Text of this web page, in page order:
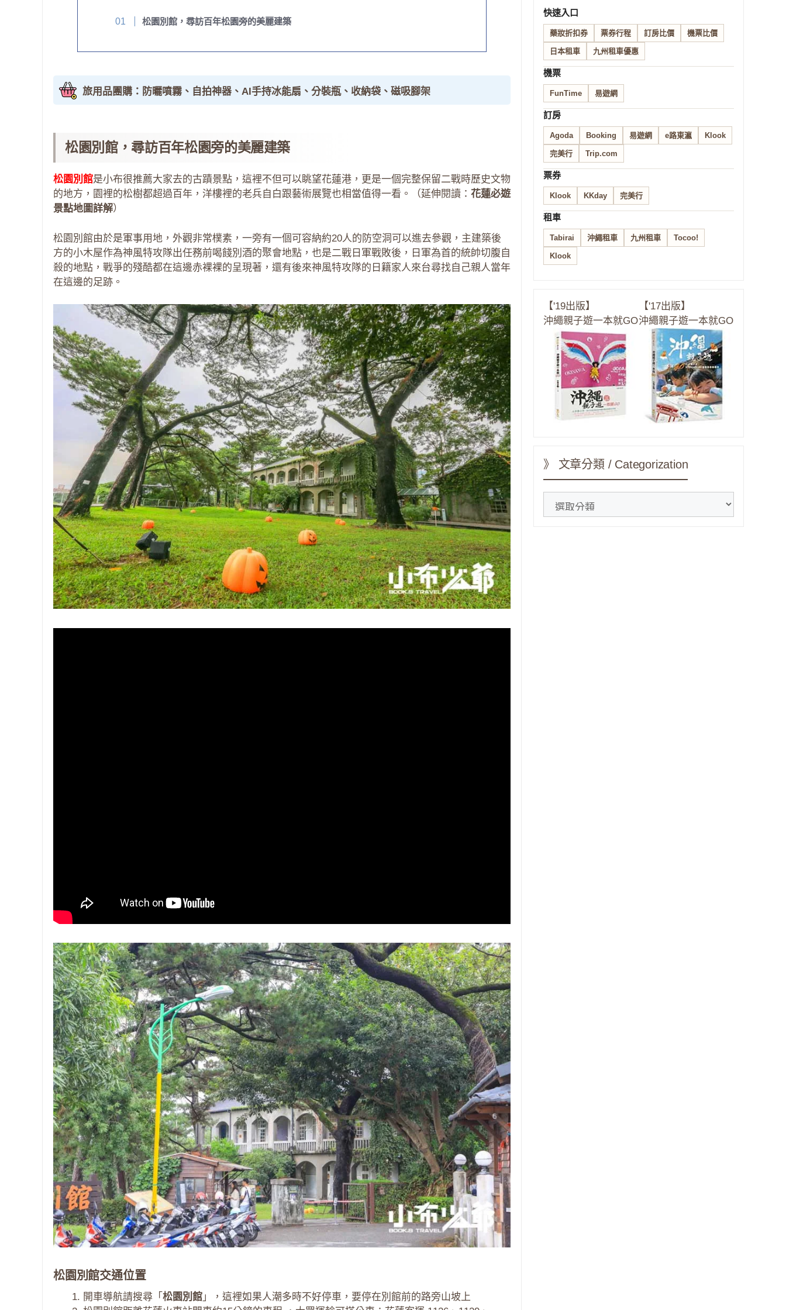
松園別館，尋訪百年松園旁的美麗建築
旅用品團購：防曬噴霧、自拍神器、AI手持冰能扇、分裝瓶、收納袋、磁吸腳架
松園別館，尋訪百年松園旁的美麗建築
松園別館是小布很推薦大家去的古蹟景點，這裡不但可以眺望花蓮港，更是一個完整保留二戰時歷史文物
的地方，園裡的松樹都超過百年，洋樓裡的老兵自白跟藝術展覽也相當值得一看。（延伸閱讀： 花蓮必遊
景點地圖詳解）
松園別館由於是軍事用地，外觀非常樸素，一旁有一個可容納約20人的防空洞可以進去參觀，主建築後
方的小木屋作為神風特攻隊出任務前喝餞別酒的聚會地點，也是二戰日軍戰敗後，日軍為首的統帥切腹自
殺的地點，戰爭的殘酷都在這邊赤裸裸的呈現著，還有後來神風特攻隊的日籍家人來台尋找自己親人當年
在這邊的足跡。
松園別館交通位置
開車導航請搜尋「 松園別館 」，這裡如果人潮多時不好停車，要停在別館前的路旁山坡上
快速入口
藥妝折扣券 票券行程 訂房比價 機票比價
日本租車 九州租車優惠
機票
FunTime 易遊網
訂房
Agoda Booking 易遊網 e路東瀛 Klook
完美行 Trip.com
票券
Klook KKday 完美行
租車
Tabirai 沖繩租車 九州租車 Tocoo!
Klook
【'19出版】
沖繩親子遊一本就GO
【'17出版】
沖繩親子遊一本就GO
》 文章分類 / Categorization